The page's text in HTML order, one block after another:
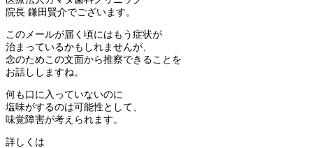
院長 鎌田賢介でございます。
このメールが届く頃にはもう症状が
治まっているかもしれませんが、
念のためこの文面から推察できることを
お話ししますね。
何も口に入っていないのに
塩味がするのは可能性として、
味覚障害が考えられます。
詳しくは